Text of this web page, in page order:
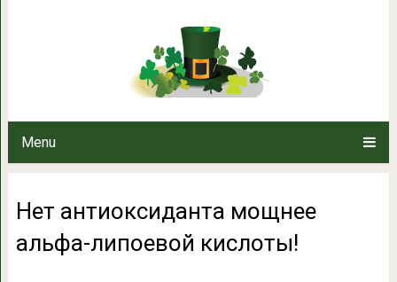
Menu
Нет антиоксиданта
Нет антиоксиданта мощнее
альфа-липоевой кислоты!